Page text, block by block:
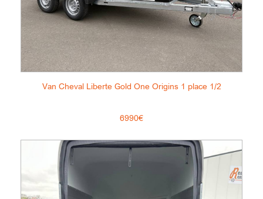
Van Cheval Liberte Gold One Origins 1 place 1/2
6990€